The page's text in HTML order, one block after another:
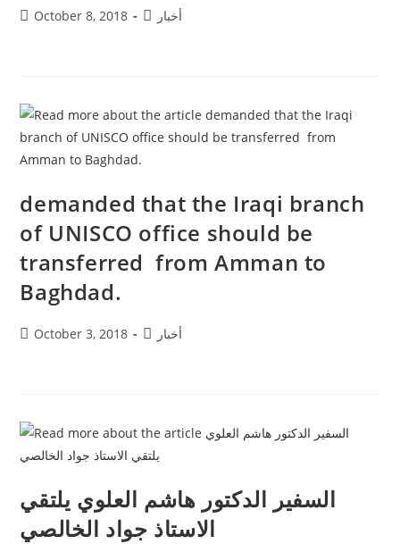
October 8, 2018 أخبار
demanded that the Iraqi branch
of UNISCO office should be
transferred from Amman to
Baghdad.
October 3, 2018 أخبار
السفير الدكتور هاشم العلوي يلتقي
الاستاذ جواد الخالصي